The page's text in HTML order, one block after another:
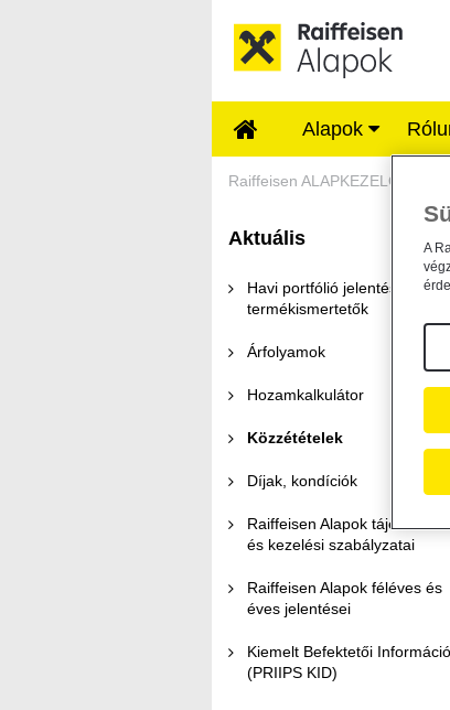
Alapok
Közzétételek -
Raiffeisen ALAPKEZELŐ
Aktuális
Havi portfólió jelentések és
termékismertetők
Árfolyamok
Hozamkalkulátor
Közzétételek
Díjak, kondíciók
Raiffeisen Alapok tájékoztatói
és kezelési szabályzatai
Raiffeisen Alapok féléves és
éves jelentései
Kiemelt Befektetői
(PRIIPS KID)
A